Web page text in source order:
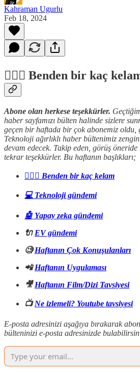
Kahraman Ugurlu
Feb 18, 2024
🙋🏻‍♂️ Benden bir kaç
Abone olan herkese teşekkürler.
haber sayfamızı bülten halinde sizlere
geçen bir haftada bir çok abonemiz oldu,
Teknoloji ağırlıklı haber bültenimiz
devam edecek. Takip eden, görüş
tekrar teşekkürler. Bu haftanın başlıkları;
🙋🏻‍♂️ Benden bir kaç kelam
💻 Teknoloji gündemi
🤖 Yapay zeka gündemi
🔌 EV gündemi
🧐Haftanın Çok Konuşulanları
📲Haftanın Uygulaması
🎥Haftanın Film/Dizi Tavsiyesi
📺Ne izlemeli? Youtube tavsiyesi
E-posta adresinizi aşağıya bırakarak
bülteninizi e-posta adresinizde